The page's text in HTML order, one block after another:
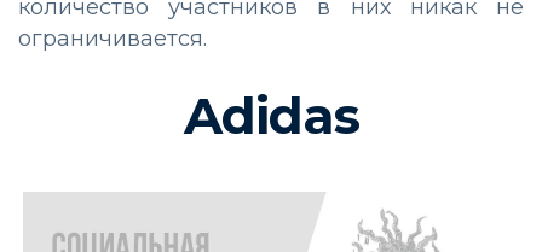
количество участников в них никак не
ограничивается.
Adidas